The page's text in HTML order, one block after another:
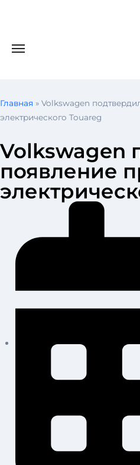
Главная » Volkswagen
электрического Touareg
Volkswagen
появление